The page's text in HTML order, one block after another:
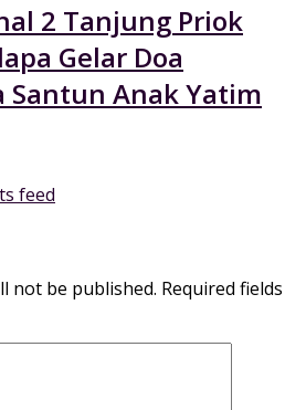
2 Tanjung Priok
Gelar Doa
Santun Anak Yatim
feed
not be published. Required fields